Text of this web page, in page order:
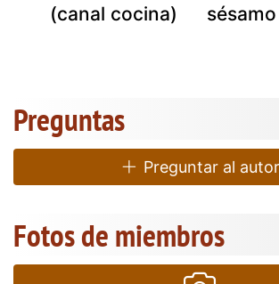
(canal cocina)
sésamo
Preguntas
Preguntar al autor
Fotos de miembros